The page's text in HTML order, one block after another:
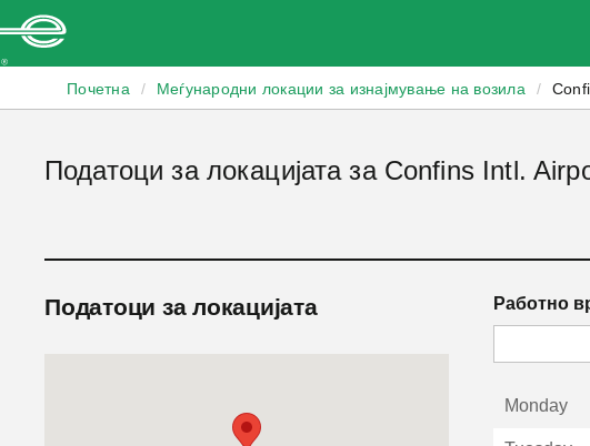
Почетна / Меѓународни локации за изнајмување на возила /
Податоци за локацијата за Confins Intl.
Податоци за локацијата Работно
Monday